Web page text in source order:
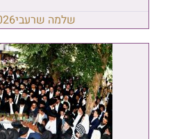
שלמה שרעבי